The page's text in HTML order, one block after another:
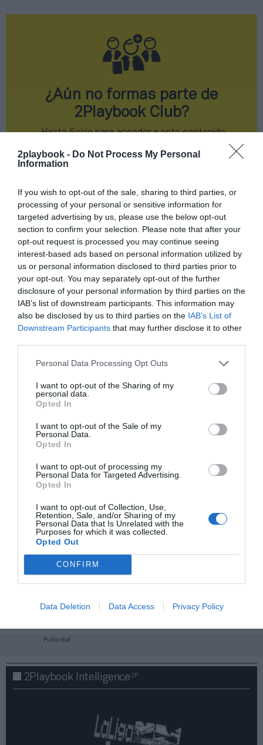
2playbook - Do Not Process My Personal
Information
If you wish to opt-out of the sale, sharing to third parties, or
processing of your personal or sensitive information for
targeted advertising by us, please use the below opt-out
section to confirm your selection. Please note that after your
opt-out request is processed you may continue seeing
interest-based ads based on personal information utilized by
us or personal information disclosed to third parties prior to
your opt-out. You may separately opt-out of the further
disclosure of your personal information by third parties on the
IAB’s list of downstream participants. This information may
also be disclosed by us to third parties on the IAB’s List of
Downstream Participants that may further disclose it to other
Personal Data Processing Opt Outs
I want to opt-out of the Sharing of my
personal data.
Opted In
I want to opt-out of the Sale of my
Personal Data.
Opted In
I want to opt-out of processing my
Personal Data for Targeted Advertising.
Opted In
I want to opt-out of Collection, Use,
Retention, Sale, and/or Sharing of my
Personal Data that Is Unrelated with the
Purposes for which it was collected.
Opted Out
CONFIRM
Data Deletion Data Access Privacy Policy
Índex2P
RCD Mallorca
¿Aún no formas parte de
2Playbook Club?
¡Hazte Socio para acceder a este contenido
¡Suscríbete!
Compartir
Imprimir
Publicidad
2Playbook Club
y eventos para Socios!​​​​​​​
Publicidad
2Playbook Intelligence2P